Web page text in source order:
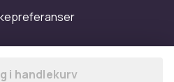
i handlekurv